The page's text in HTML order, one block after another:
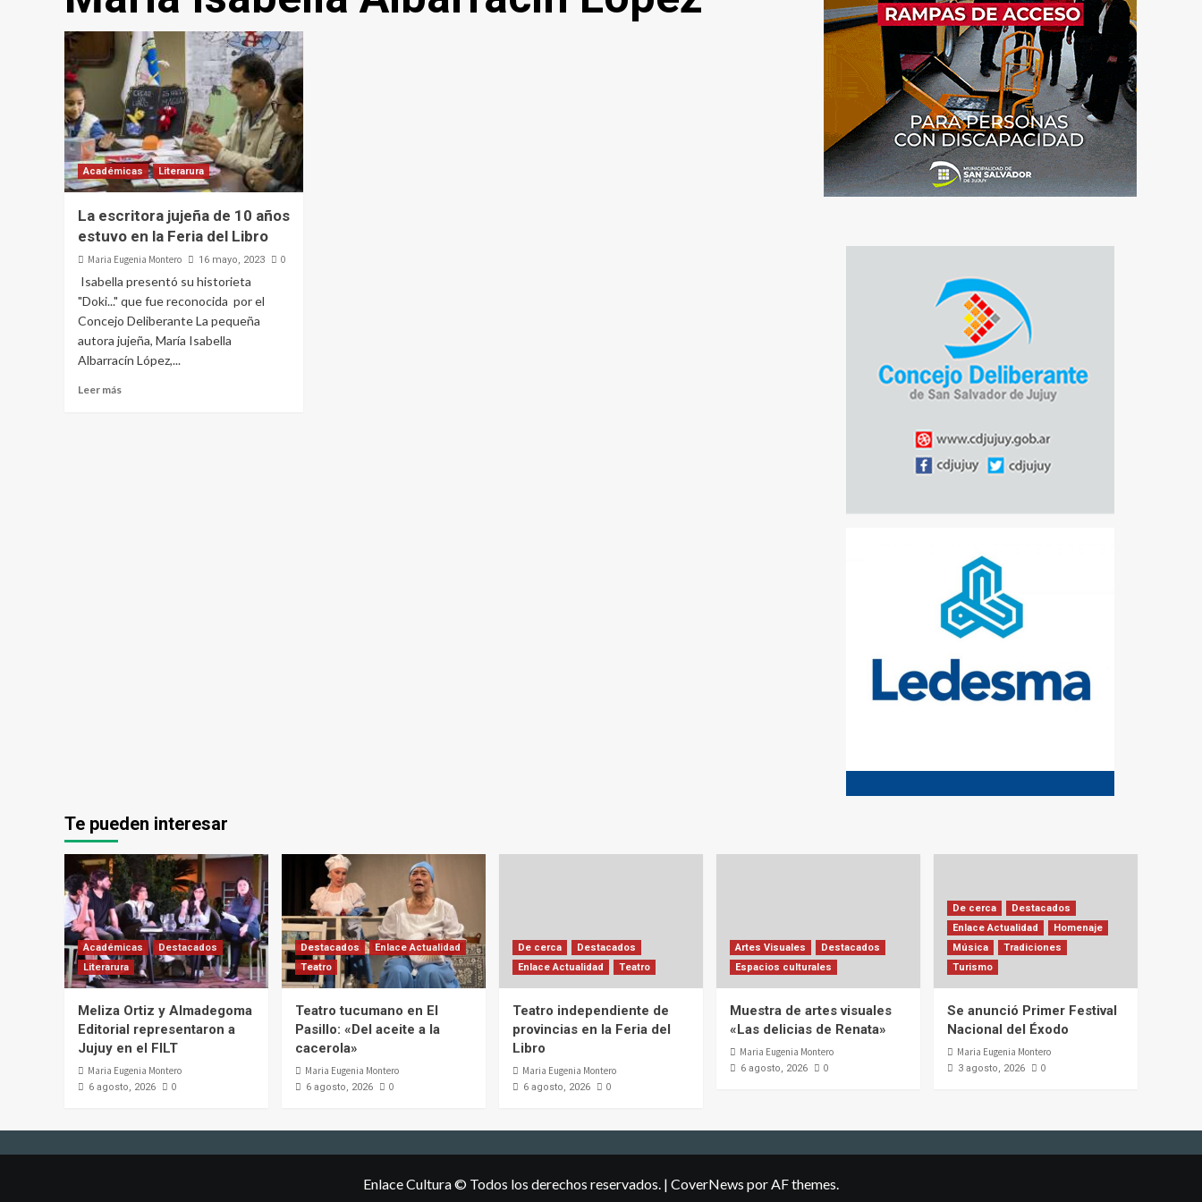
Académicas Literarura
La escritora jujeña de 10 años
estuvo en la Feria del Libro
Maria Eugenia Montero 16 mayo, 2023 0
Isabella presentó su historieta
"Doki..." que fue reconocida por el
Concejo Deliberante La pequeña
autora jujeña, María Isabella
Albarracín López,...
Leer más
Te pueden interesar
Académicas
Destacados
Literarura
Meliza Ortiz y Almadegoma
Editorial representaron a
Jujuy en el FILT
Maria Eugenia Montero
6 agosto, 2026 0
Destacados
Enlace Actualidad
Teatro
Teatro tucumano en El
Pasillo: «Del aceite a la
cacerola»
Maria Eugenia Montero
6 agosto, 2026 0
De cerca
Destacados
Enlace Actualidad
Teatro
Teatro independiente de
provincias en la Feria del
Libro
Maria Eugenia Montero
6 agosto, 2026 0
Artes Visuales
Destacados
Espacios culturales
Muestra de artes visuales
«Las delicias de Renata»
Maria Eugenia Montero
6 agosto, 2026 0
De cerca
Destacados
Enlace Actualidad
Homenaje
Música
Tradiciones
Turismo
Se anunció Primer Festival
Nacional del Éxodo
Maria Eugenia Montero
3 agosto, 2026 0
Enlace Cultura © Todos los derechos reservados. | CoverNews por AF themes.